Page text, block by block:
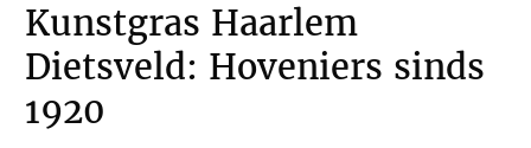
Kunstgras Haarlem
Dietsveld: Hoveniers sinds
1920